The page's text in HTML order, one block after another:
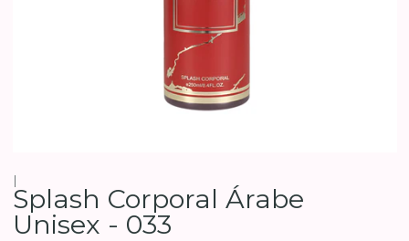
|
Splash Corporal Árabe
Unisex - 033